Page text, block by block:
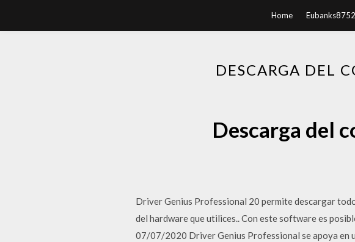
Home
DESCARGA DEL
Descarga del
Driver Genius Professional 20 permite descargar
del hardware que utilices.. Con este software es
07/07/2020 Driver Genius Professional se apoya en